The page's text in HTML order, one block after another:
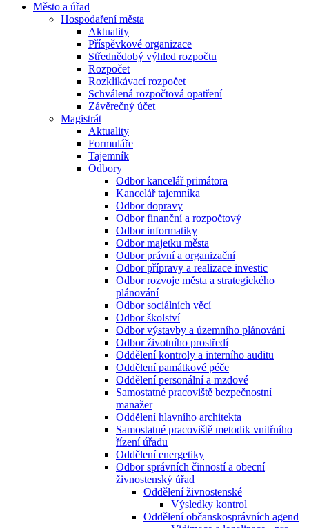
Město a úřad
Hospodaření města
Aktuality
Příspěvkové organizace
Střednědobý výhled rozpočtu
Rozpočet
Rozklikávací rozpočet
Schválená rozpočtová opatření
Závěrečný účet
Magistrát
Aktuality
Formuláře
Tajemník
Odbory
Odbor kancelář primátora
Kancelář tajemníka
Odbor dopravy
Odbor finanční a rozpočtový
Odbor informatiky
Odbor majetku města
Odbor právní a organizační
Odbor přípravy a realizace investic
Odbor rozvoje města a strategického
plánování
Odbor sociálních věcí
Odbor školství
Odbor výstavby a územního plánování
Odbor životního prostředí
Oddělení kontroly a interního auditu
Oddělení památkové péče
Oddělení personální a mzdové
Samostatné pracoviště bezpečnostní
manažer
Oddělení hlavního architekta
Samostatné pracoviště metodik vnitřního
řízení úřadu
Oddělení energetiky
Odbor správních činností a obecní
živnostenský úřad
Oddělení živnostenské
Výsledky kontrol
Oddělení občanskosprávních agend